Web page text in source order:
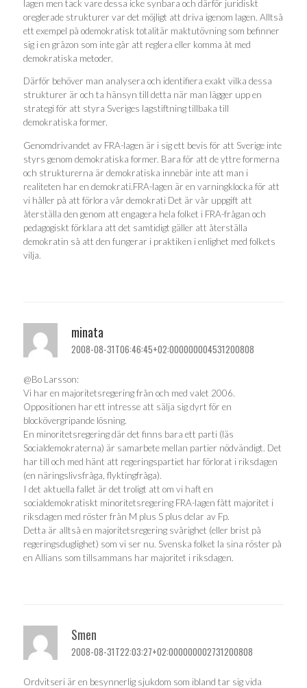
lagen men tack vare dessa icke synbara och därför juridiskt
oreglerade strukturer var det möjligt att driva igenom lagen. Alltså
ett exempel på odemokratisk totalitär maktutövning som befinner
sig i en gråzon som inte går att reglera eller komma åt med
demokratiska metoder.
Därför behöver man analysera och identifiera exakt vilka dessa
strukturer är och ta hänsyn till detta när man lägger upp en
strategi för att styra Sveriges lagstiftning tillbaka till
demokratiska former.
Genomdrivandet av FRA-lagen är i sig ett bevis för att Sverige inte
styrs genom demokratiska former. Bara för att de yttre formerna
och strukturerna är demokratiska innebär inte att man i
realiteten har en demokrati.FRA-lagen är en varningklocka för att
vi håller på att förlora vår demokrati Det är vår uppgift att
återställa den genom att engagera hela folket i FRA-frågan och
pedagogiskt förklara att det samtidigt gäller att återställa
demokratin så att den fungerar i praktiken i enlighet med folkets
vilja.
minata
2008-08-31T06:46:45+02:000000004531200808
@Bo Larsson:
Vi har en majoritetsregering från och med valet 2006.
Oppositionen har ett intresse att sälja sig dyrt för en
blockövergripande lösning.
En minoritetsregering där det finns bara ett parti (läs
Socialdemokraterna) är samarbete mellan partier nödvändigt. Det
har till och med hänt att regeringspartiet har förlorat i riksdagen
(en näringslivsfråga, flyktingfråga).
I det aktuella fallet är det troligt att om vi haft en
socialdemokratiskt minoritetsregering FRA-lagen fått majoritet i
riksdagen med röster från M plus S plus delar av Fp.
Detta är alltså en majoritetsregering svårighet (eller brist på
regeringsduglighet) som vi ser nu. Svenska folket la sina röster på
en Allians som tillsammans har majoritet i riksdagen.
Smen
2008-08-31T22:03:27+02:000000002731200808
Ordvitseri är en besynnerlig sjukdom som ibland tar sig vida